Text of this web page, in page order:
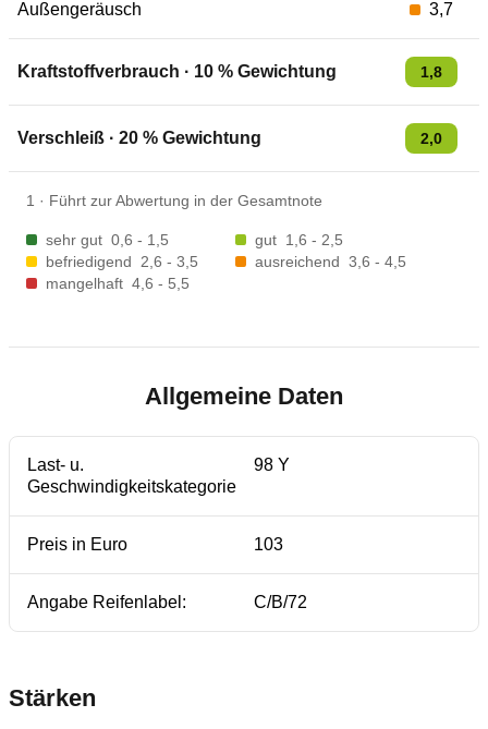
Außengeräusch 3,7
Kraftstoffverbrauch · 10 % Gewichtung 1,8
Verschleiß · 20 % Gewichtung 2,0
1 · Führt zur Abwertung in der Gesamtnote
sehr gut 0,6 - 1,5 gut 1,6 - 2,5
befriedigend
2,6 - 3,5 ausreichend 3,6 - 4,5
mangelhaft 4,6 - 5,5
Allgemeine Daten
Last- u.
Geschwindigkeitskategorie
98 Y
Preis in Euro 103
Angabe Reifenlabel: C/B/72
Stärken